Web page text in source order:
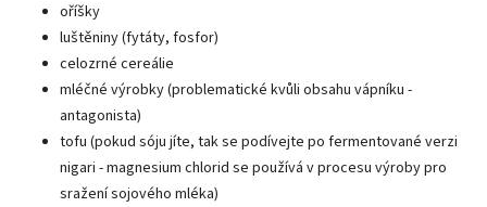
oříšky
luštěniny (fytáty, fosfor)
celozrné cereálie
mléčné výrobky (problematické kvůli obsahu vápníku -
antagonista)
tofu (pokud sóju jíte, tak se podívejte po fermentované verzi
nigari - magnesium chlorid se používá v procesu výroby pro
sražení sojového mléka)